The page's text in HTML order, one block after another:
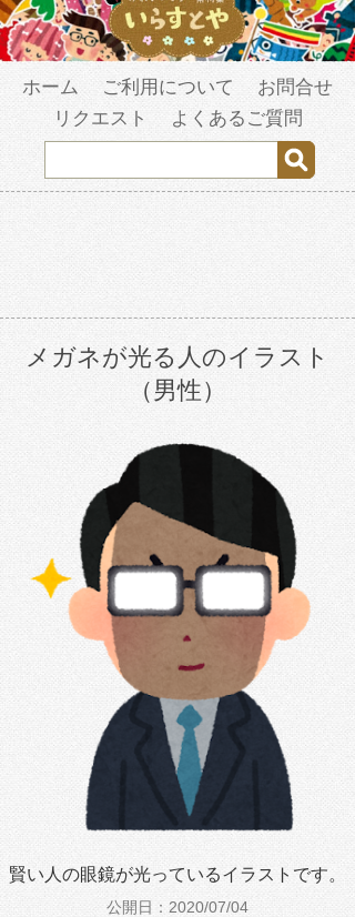
ホーム ご利用について
お問合せ
リクエスト
よくあるご質問
メガネが光る人のイラスト
（男性）
賢い人の眼鏡が光っているイラストです。
公開日：2020/07/04